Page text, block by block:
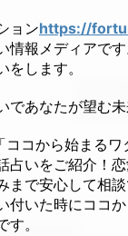
ョンhttps://
情報メディアで
をします。
であなたが望む
「ココから始まる
占いをご紹介！
まで安心して相談
付いた時にココ
。